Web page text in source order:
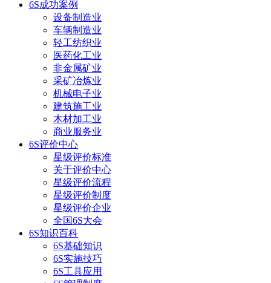
6S成功案例
设备制造业
车辆制造业
轻工纺织业
医药化工业
非金属矿业
采矿冶炼业
机械电子业
建筑施工业
木材加工业
商业服务业
6S评价中心
星级评价标准
关于评价中心
星级评价流程
星级评价制度
星级评价企业
全国6S大会
6S知识百科
6S基础知识
6S实施技巧
6S工具应用